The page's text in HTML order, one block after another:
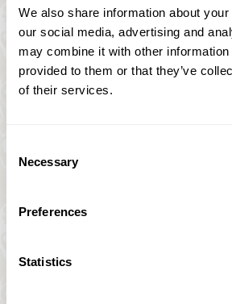
We also share information about
our social media, advertising and
may combine it with other information
provided to them or that they’ve
of their services.
Selection
Necessary
Preferences
Statistics
Senior